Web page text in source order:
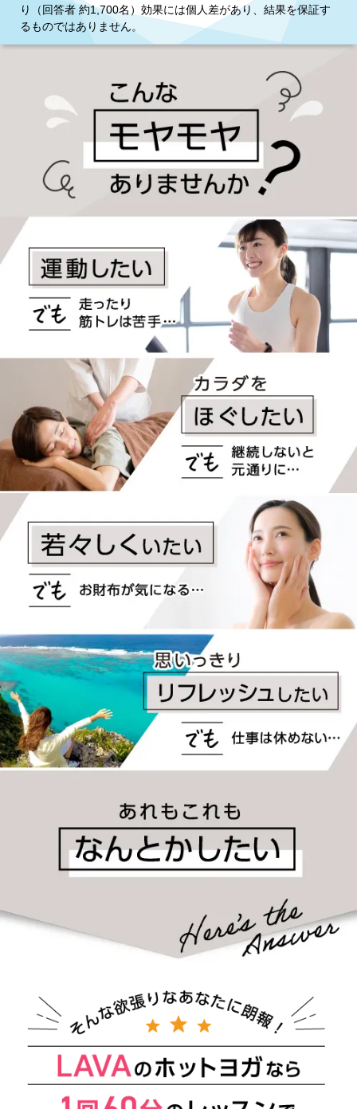
り（回答者 約1,700名）効果には個人差があり、結果を保証す
るものではありません。